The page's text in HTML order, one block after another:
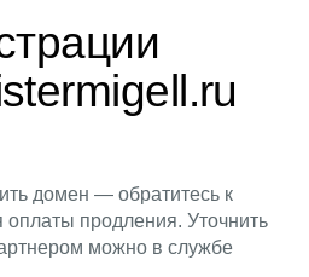
домен — обратитесь к
оплаты продления. Уточнить
можно в службе